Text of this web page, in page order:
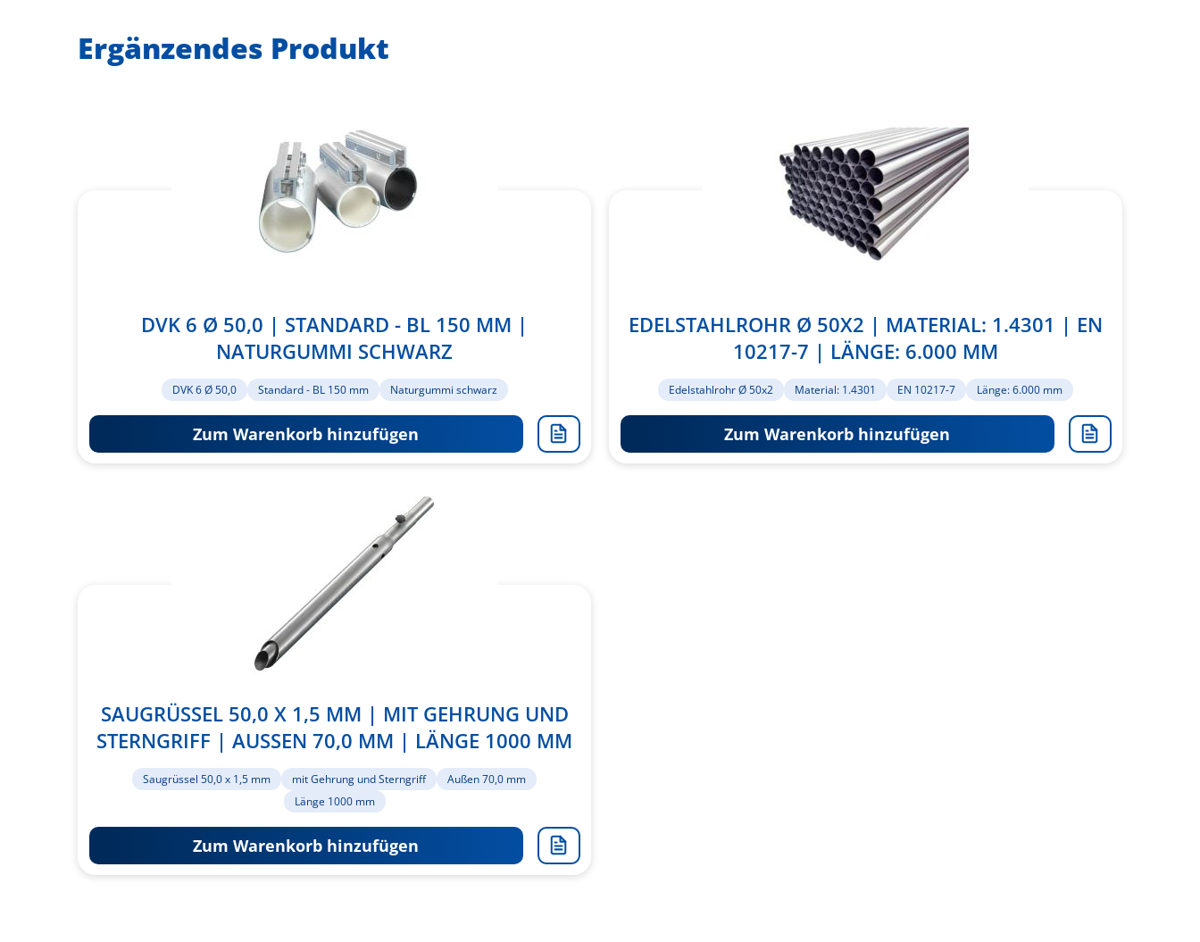
Ergänzendes Produkt
DVK 6 Ø 50,0 | STANDARD - BL 150 MM |
NATURGUMMI SCHWARZ
DVK 6 Ø 50,0 Standard - BL 150 mm Naturgummi schwarz
Zum Warenkorb hinzufügen
EDELSTAHLROHR Ø 50X2 | MATERIAL: 1.4301 | EN
10217-7 | LÄNGE: 6.000 MM
Edelstahlrohr Ø 50x2 Material: 1.4301 EN 10217-7 Länge: 6.000 mm
Zum Warenkorb hinzufügen
SAUGRÜSSEL 50,0 X 1,5 MM | MIT GEHRUNG UND
STERNGRIFF | AUSSEN 70,0 MM | LÄNGE 1000 MM
Saugrüssel 50,0 x 1,5 mm mit Gehrung und Sterngriff
Außen 70,0 mm
Länge 1000 mm
Zum Warenkorb hinzufügen